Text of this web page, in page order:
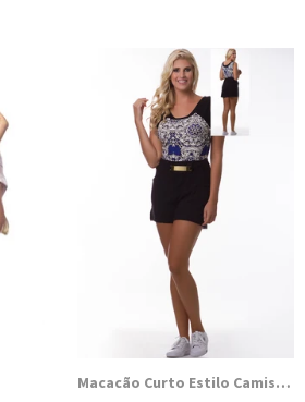
Macacão Curto Estilo Camiseta com Bolsos | Luana 1295